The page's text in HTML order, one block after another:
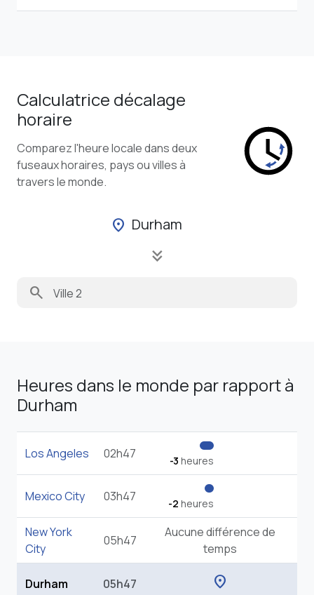
Calculatrice décalage
horaire
Comparez l'heure locale dans deux
fuseaux horaires, pays ou villes à
travers le monde.
location_on Durham
keyboard_double_arrow_down
search
Heures dans le monde par rapport à
Durham
Los Angeles 02h47 -3 heures
Mexico City 03h47 -2 heures
New York
City
05h47
Aucune différence de
temps
Durham 05h47 location_on